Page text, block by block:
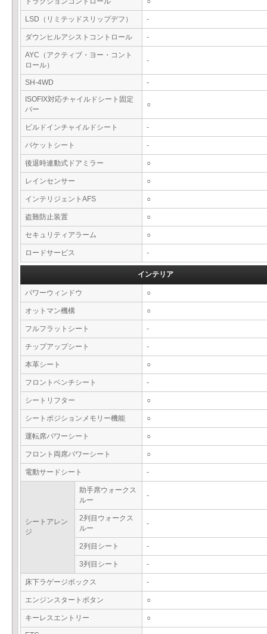
LSD（リミテッドスリップデフ） -
ダウンヒルアシストコントロール -
AYC（アクティブ・ヨー・コント
ロール）
-
SH-4WD
-
ISOFIX対応チャイルドシート固定
バー
○
ビルドインチャイルドシート -
バケットシート -
後退時連動式ドアミラー ○
レインセンサー ○
インテリジェントAFS ○
盗難防止装置 ○
セキュリティアラーム ○
ロードサービス -
インテリア
パワーウィンドウ ○
オットマン機構 ○
フルフラットシート -
チップアップシート -
本革シート ○
フロントベンチシート -
シートリフター ○
シートポジションメモリー機能 ○
運転席パワーシート ○
フロント両席パワーシート ○
電動サードシート -
シートアレン
ジ
助手席ウォークス
ルー
-
2列目ウォークス
ルー
-
2列目シート -
3列目シート -
床下ラゲージボックス -
エンジンスタートボタン ○
キーレスエントリー ○